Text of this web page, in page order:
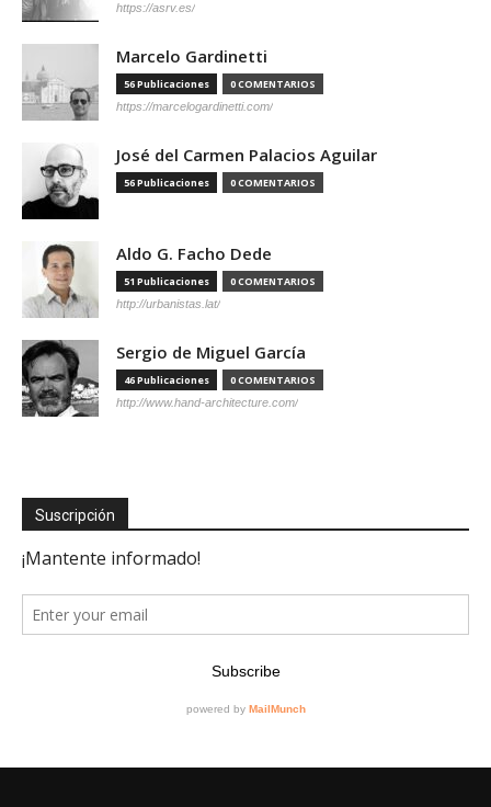
https://asrv.es/
Marcelo Gardinetti
56 Publicaciones 0 COMENTARIOS
https://marcelogardinetti.com/
José del Carmen Palacios Aguilar
56 Publicaciones 0 COMENTARIOS
Aldo G. Facho Dede
51 Publicaciones 0 COMENTARIOS
http://urbanistas.lat/
Sergio de Miguel García
46 Publicaciones 0 COMENTARIOS
http://www.hand-architecture.com/
Suscripción